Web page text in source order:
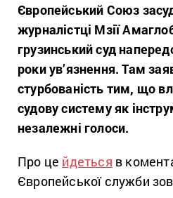
Європейський Союз
журналістці Мзії
грузинський суд
роки ув’язнення. Там
стурбованість тим, що
судову систему як
незалежні голоси.
Про це йдеться в
Європейської служби